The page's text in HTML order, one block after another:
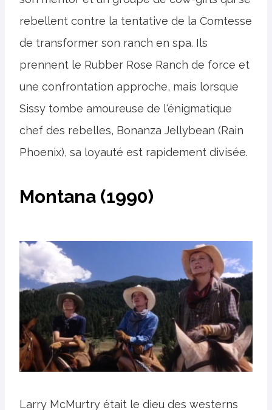
rebellent contre la tentative de la Comtesse
de transformer son ranch en spa. Ils
prennent le Rubber Rose Ranch de force et
une confrontation approche, mais lorsque
Sissy tombe amoureuse de l'énigmatique
chef des rebelles, Bonanza Jellybean (Rain
Phoenix), sa loyauté est rapidement divisée.
Montana (1990)
Larry McMurtry était le dieu des westerns